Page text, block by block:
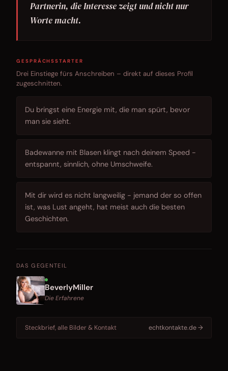
Partnerin, die Interesse zeigt und nicht nur
Worte macht.
GESPRÄCHSSTARTER
Drei Einstiege fürs Anschreiben – direkt auf dieses Profil
zugeschnitten.
Du bringst eine Energie mit, die man spürt, bevor
man sie sieht.
Badewanne mit Blasen klingt nach deinem Speed -
entspannt, sinnlich, ohne Umschweife.
Mit dir wird es nicht langweilig - jemand der so offen
ist, was Lust angeht, hat meist auch die besten
Geschichten.
DAS GEGENTEIL
BeverlyMiller
Die Erfahrene
Steckbrief, alle Bilder & Kontakt echtkontakte.de →